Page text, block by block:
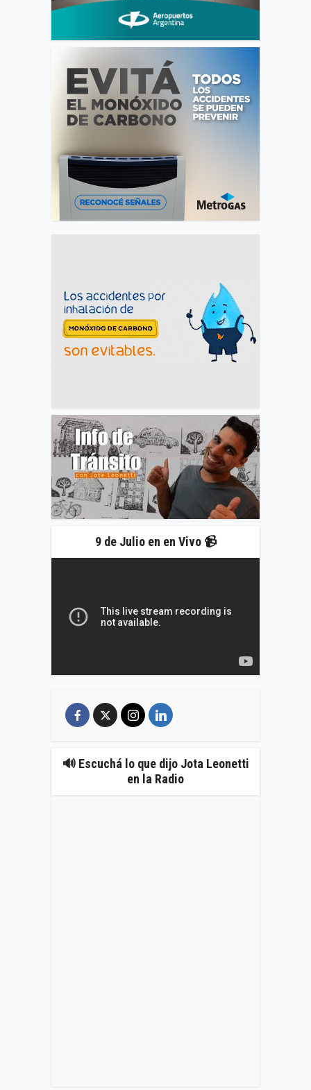
9 de Julio en en Vivo 📹
🔊 Escuchá lo que dijo Jota Leonetti
en la Radio